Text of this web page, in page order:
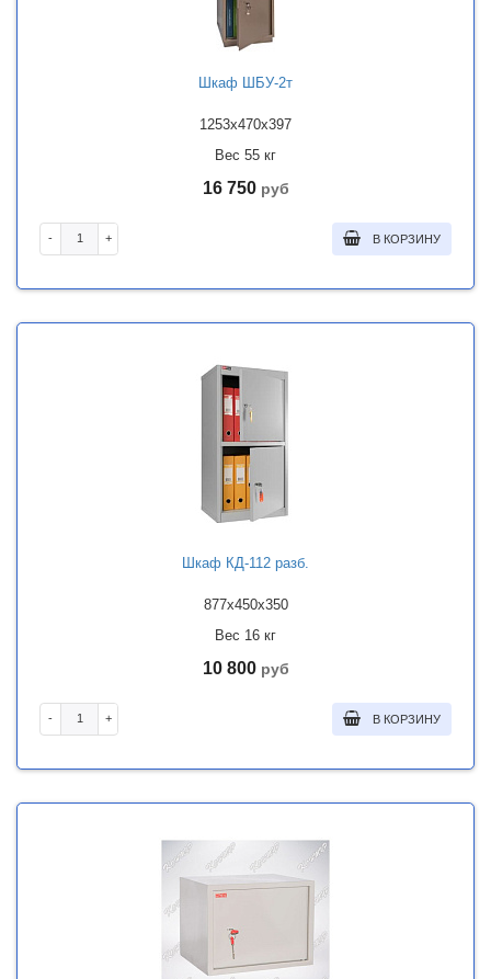
Шкаф ШБУ-2т
1253x470x397
Вес 55 кг
16 750 руб
- + В КОРЗИНУ
Шкаф КД-112 разб.
877x450x350
Вес 16 кг
10 800 руб
- + В КОРЗИНУ